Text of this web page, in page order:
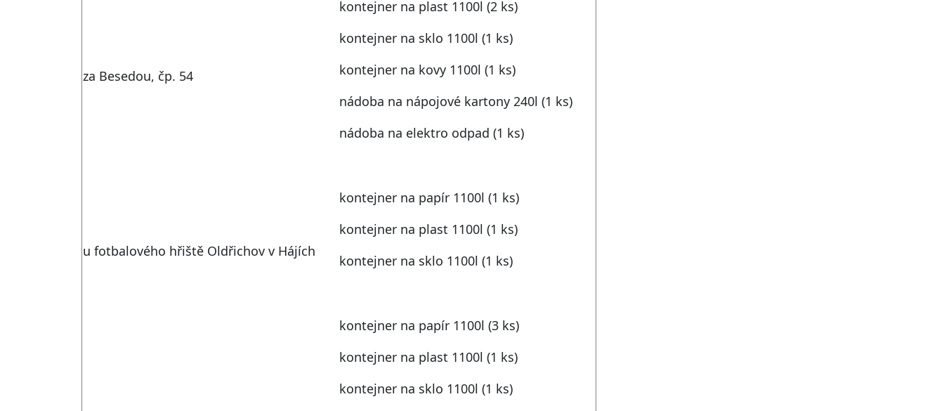
za Besedou, čp. 54
kontejner na plast 1100l (2 ks)
kontejner na sklo 1100l (1 ks)
kontejner na kovy 1100l (1 ks)
nádoba na nápojové kartony 240l (1 ks)
nádoba na elektro odpad (1 ks)
u fotbalového hřiště Oldřichov v Hájích
kontejner na papír 1100l (1 ks)
kontejner na plast 1100l (1 ks)
kontejner na sklo 1100l (1 ks)
kontejner na papír 1100l (3 ks)
kontejner na plast 1100l (1 ks)
kontejner na sklo 1100l (1 ks)